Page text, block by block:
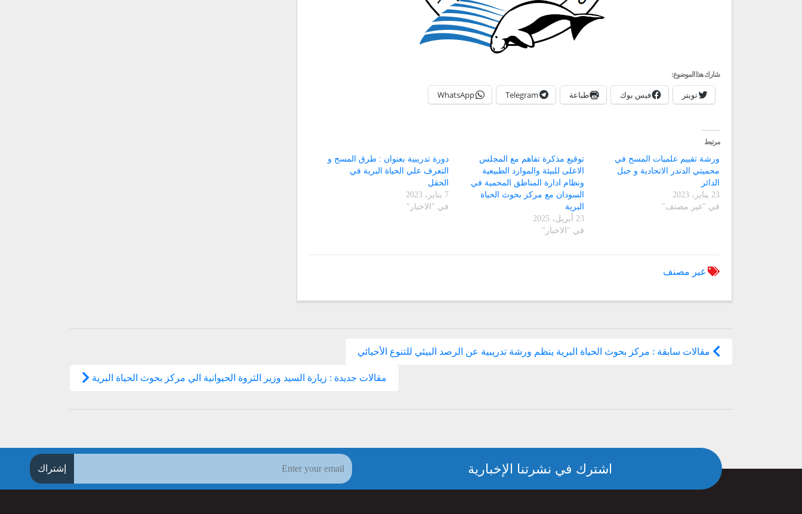
شارك هذا الموضوع:
تويتر فيس بوك طباعة Telegram
WhatsApp
مرتبط
ورشة تقييم علميات المسح في
محميتي الدندر الاتحادية و جبل
الدائر
23 يناير، 2023
في "غير مصنف"
توقيع مذكرة تفاهم مع المجلس
الاعلى للبيئة والموارد الطبيعية
ونظام ادارة المناطق المحمية في
السودان مع مركز بحوث الحياة
البرية
23 أبريل، 2025
في "الاخبار"
دورة تدريبية بعنوان : طرق المسح و
التعرف علي الحياة البرية في
الحقل
7 يناير، 2023
في "الاخبار"
غير مصنف
مقالات سابقة : مركز بحوث الحياة البرية ينظم ورشة تدريبية عن الرصد البيئي للتنوع الأحيائي
مقالات جديدة : زيارة السيد وزير الثروة الحيوانية الي مركز بحوث الحياة البرية